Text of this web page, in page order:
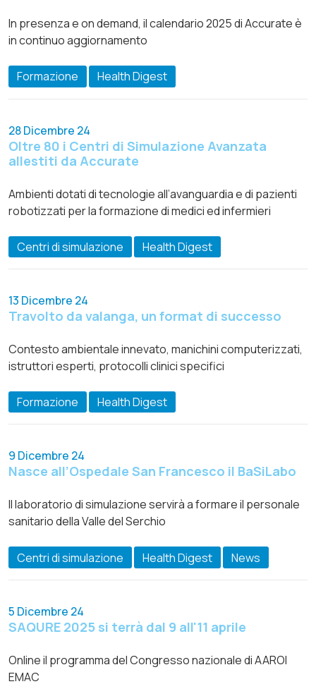
In presenza e on demand, il calendario 2025 di Accurate è
in continuo aggiornamento
Formazione Health Digest
28 Dicembre 24
Oltre 80 i Centri di Simulazione Avanzata
allestiti da Accurate
Ambienti dotati di tecnologie all’avanguardia e di pazienti
robotizzati per la formazione di medici ed infermieri
Centri di simulazione Health Digest
13 Dicembre 24
Travolto da valanga, un format di successo
Contesto ambientale innevato, manichini computerizzati,
istruttori esperti, protocolli clinici specifici
Formazione Health Digest
9 Dicembre 24
Nasce all’Ospedale San Francesco il BaSiLabo
Il laboratorio di simulazione servirà a formare il personale
sanitario della Valle del Serchio
Centri di simulazione Health Digest News
5 Dicembre 24
SAQURE 2025 si terrà dal 9 all'11 aprile
Online il programma del Congresso nazionale di AAROI
EMAC